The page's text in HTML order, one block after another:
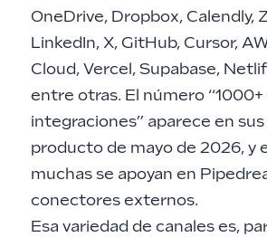
OneDrive, Dropbox, Calendly,
LinkedIn, X, GitHub, Cursor,
Cloud, Vercel, Supabase,
entre otras. El número “1000+
integraciones” aparece en
producto de mayo de 2026, y
muchas se apoyan en
conectores externos.
Esa variedad de canales es,